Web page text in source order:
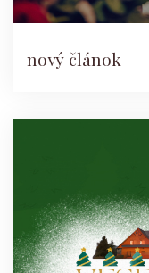
nový článok